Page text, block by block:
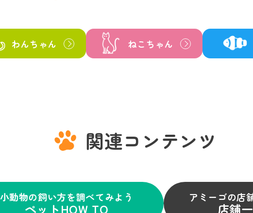
わんちゃん ねこちゃん
関連コンテンツ
小動物の飼い方を調べてみよう
ペットHOW TO
アミーゴの店
店舗